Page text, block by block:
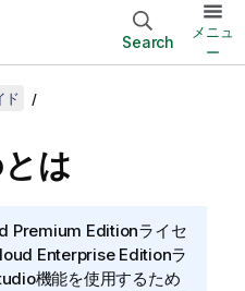
Search
メニュ
ー
ド
とは
Premium Editionライセ
Enterprise Editionラ
機能を使用するため